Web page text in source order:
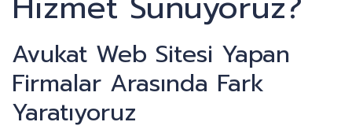
Avukat Web Sitesi Yapan
Firmalar Arasında Fark
Yaratıyoruz